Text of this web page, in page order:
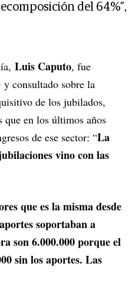
del 64%”,
Luis Caputo, fue
y consultado sobre la
de los jubilados,
que en los últimos años
de ese sector: “La
vino con las
que es la misma desde
soportaban a
son 6.000.000 porque el
sin los aportes. Las